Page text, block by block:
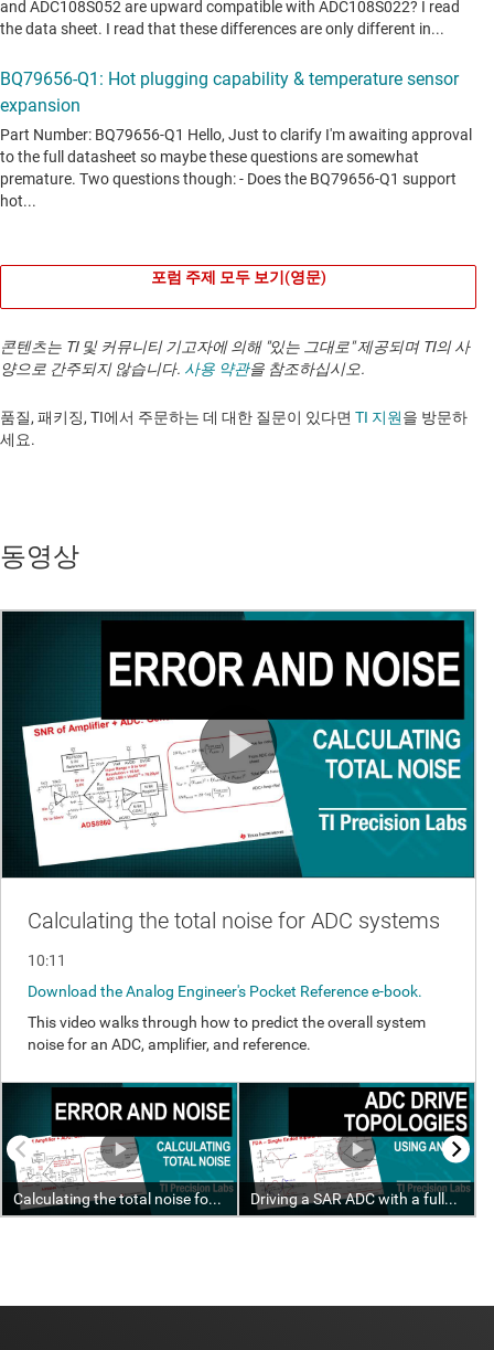
포럼 주제 모두 보기(영문)
콘텐츠는 TI 및 커뮤니티 기고자에 의해 "있는 그대로" 제공되며 TI의 사
양으로 간주되지 않습니다. 사용 약관을 참조하십시오.
품질, 패키징, TI에서 주문하는 데 대한 질문이 있다면 TI 지원을 방문하
세요. ​​​​​​​​​​​​​​
동영상